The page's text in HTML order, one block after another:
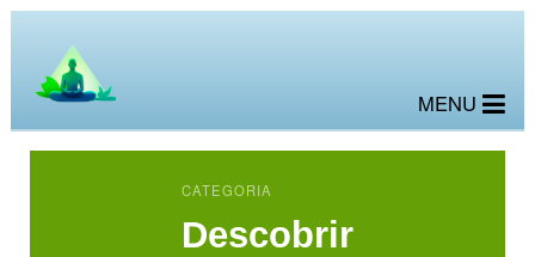
MENU
CATEGORIA
Descobrir